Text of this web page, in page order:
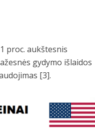
proc. aukštesnis
gydymo išlaidos
[3].